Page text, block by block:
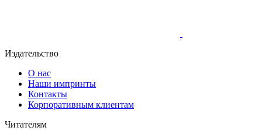
Издательство
О нас
Наши импринты
Контакты
Корпоративным клиентам
Читателям